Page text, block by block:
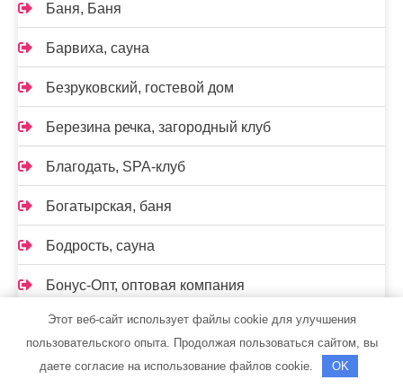
Баня, Баня
Барвиха, сауна
Безруковский, гостевой дом
Березина речка, загородный клуб
Благодать, SPA-клуб
Богатырская, баня
Бодрость, сауна
Бонус-Опт, оптовая компания
Бумер, автомойка
Бухта радости, гостинично-развлекательный
Этот веб-сайт использует файлы cookie для улучшения
пользовательского опыта. Продолжая пользоваться сайтом, вы
даете согласие на использование файлов cookie.
OK